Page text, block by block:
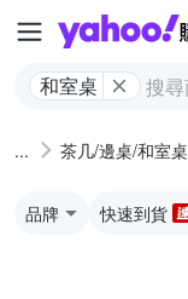
和室桌
茶几/邊桌/和室桌
品牌 快速到貨